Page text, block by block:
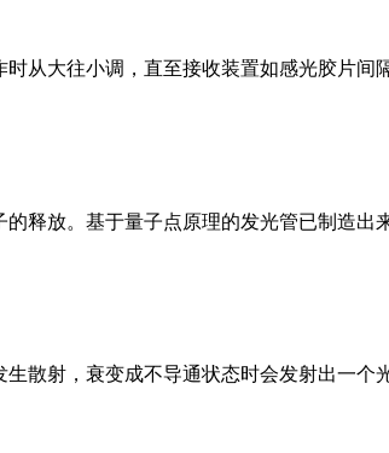
从大往小调，直至接收装置如感光胶片
释放。基于量子点原理的发光管已制造
散射，衰变成不导通状态时会发射出一个